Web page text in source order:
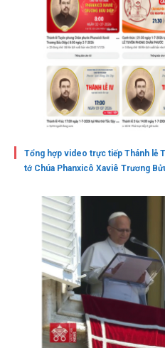
Tổng hợp video trực tiếp Thánh lễ
tớ Chúa Phanxicô Xaviê Trương